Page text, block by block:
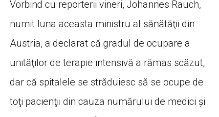
Vorbind cu reporterii vineri, Johannes Rauch,
numit luna aceasta ministru al sănătăţii din
Austria, a declarat că gradul de ocupare a
unităţilor de terapie intensivă a rămas scăzut,
dar că spitalele se străduiesc să se ocupe de
toţi pacienţii din cauza numărului de medici şi